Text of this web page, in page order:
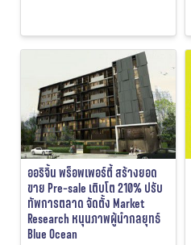
ออริจิ้น พร็อพเพอร์ตี้ สร้างยอด
ขาย Pre-sale เติบโต 210% ปรับ
ทัพการตลาด จัดตั้ง Market
Research หนุนภาพผู้นำกลยุทธ์
Blue Ocean